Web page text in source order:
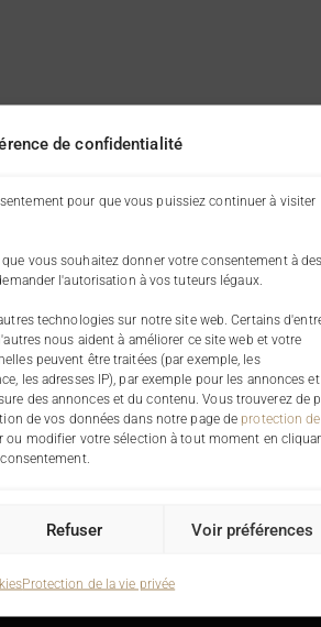
de confidentialité
pour que vous puissiez continuer à visiter
vous souhaitez donner votre consentement à des
l'autorisation à vos tuteurs légaux.
technologies sur notre site web. Certains
nous aident à améliorer ce site web et votre
peuvent être traitées (par exemple, les
les adresses IP), par exemple pour les annonces
des annonces et du contenu. Vous trouverez de
de vos données dans notre page de protection
ou modifier votre sélection à tout moment en
Refuser Voir préférences
Protection de la vie privée